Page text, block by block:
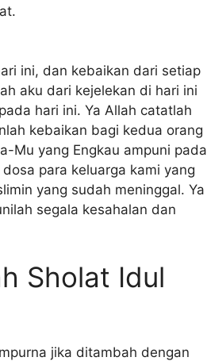
ini, dan kebaikan dari setiap
aku dari kejelekan di hari ini
hari ini. Ya Allah catatlah
kebaikan bagi kedua orang
Mu yang Engkau ampuni pada
para keluarga kami yang
yang sudah meninggal. Ya
segala kesahalan dan
Sholat Idul
jika ditambah dengan